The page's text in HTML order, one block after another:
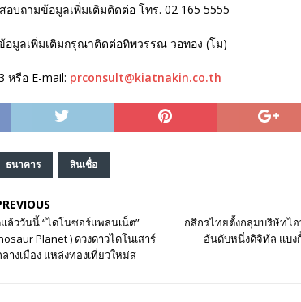
บถามข้อมูลเพิ่มเติมติดต่อ โทร. 02 165 5555
อมูลเพิ่มเติมกรุณาติดต่อทิพวรรณ วอทอง (โม)
หรือ E-mail: prconsult@kiatnakin.co.th
ธนาคาร สินเชื่อ
แล้ววันนี้ “ไดโนซอร์แพลนเน็ต”
Planet ) ดวงดาวไดโนเสาร์
างเมือง แหล่งท่องเที่ยวใหม่ส
กสิกรไทยตั้งกลุ่มบริษัทไ
อันดับหนึ่งดิจิทัล แบง